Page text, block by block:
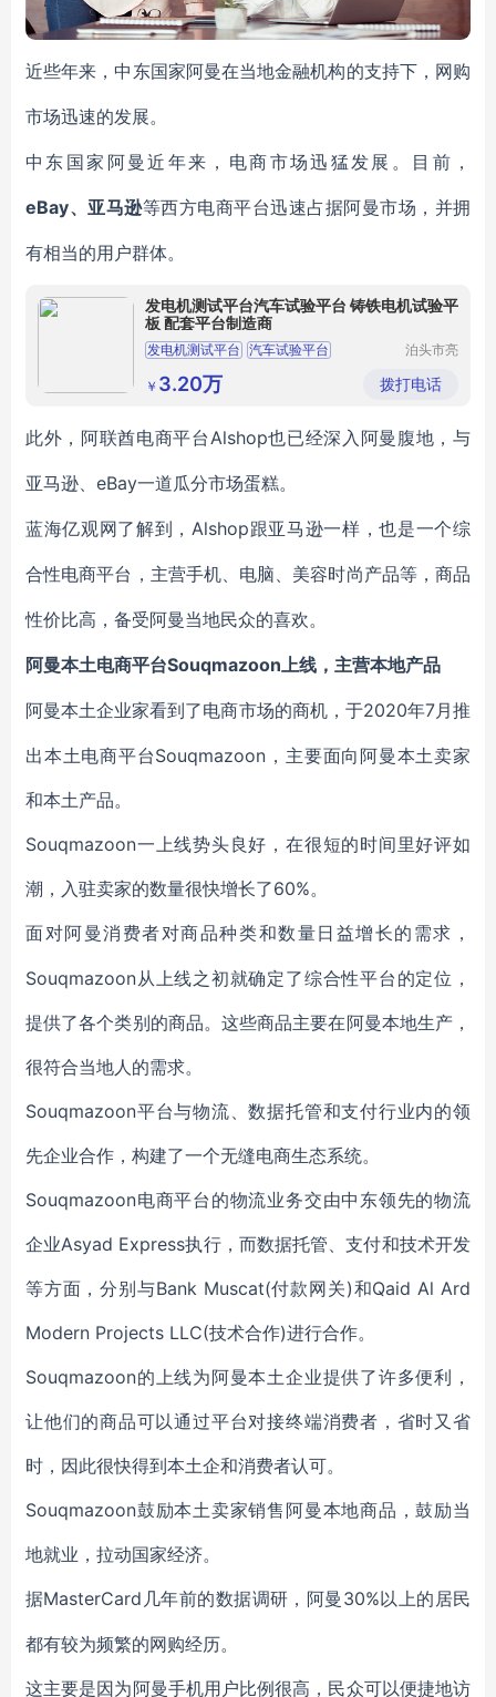
近些年来，中东国家阿曼在当地金融机构的支持下，网购
市场迅速的发展。
中东国家阿曼近年来，电商市场迅猛发展。目前，
eBay、亚马逊等西方电商平台迅速占据阿曼市场，并拥
有相当的用户群体。
发电机测试平台汽车试验平台 铸铁电机试验平
板 配套平台制造商
发电机测试平台 汽车试验平台
电机试验平台
泊头市亮
备制造有
限公司
￥ 3.20万 拨打电话
此外，阿联酋电商平台Alshop也已经深入阿曼腹地，与
亚马逊、 eBay一道瓜分市场蛋糕。
蓝海亿观网了解到， Alshop跟亚马逊一样，也是一个综
合性电商平台，主营手机、电脑、美容时尚产品等，商品
性价比高，备受阿曼当地民众的喜欢。
阿曼本土电商平台Souqmazoon上线，主营本地产品
阿曼本土企业家看到了电商市场的商机，于2020年7月推
出本土电商平台Souqmazoon，主要面向阿曼本土卖家
和本土产品。
Souqmazoon一上线势头良好，在很短的时间里好评如
潮，入驻卖家的数量很快增长了60%。
面对阿曼消费者对商品种类和数量日益增长的需求，
Souqmazoon从上线之初就确定了综合性平台的定位，
提供了各个类别的商品。这些商品主要在阿曼本地生产，
很符合当地人的需求。
Souqmazoon平台与物流、数据托管和支付行业内的领
先企业合作，构建了一个无缝电商生态系统。
Souqmazoon电商平台的物流业务交由中东领先的物流
企业Asyad Express执行，而数据托管、支付和技术开发
等方面，分别与Bank Muscat(付款网关)和Qaid Al Ard
Modern Projects LLC(技术合作)进行合作。
Souqmazoon的上线为阿曼本土企业提供了许多便利，
让他们的商品可以通过平台对接终端消费者，省时又省
时，因此很快得到本土企和消费者认可。
Souqmazoon鼓励本土卖家销售阿曼本地商品，鼓励当
地就业，拉动国家经济。
据MasterCard 几年前的数据调研，阿曼 30%以上的居民
都有较为频繁的网购经历。
这主要是因为阿曼手机用户比例很高，民众可以便捷地访